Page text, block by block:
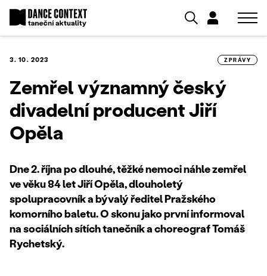
3. 10. 2023 ZPRÁVY
Zemřel významný český
divadelní producent Jiří
Opěla
Dne 2. října po dlouhé, těžké nemoci náhle zemřel
ve věku 84 let Jiří Opěla, dlouholetý
spolupracovník a bývalý ředitel Pražského
komorního baletu. O skonu jako první informoval
na sociálních sítích tanečník a choreograf Tomáš
Rychetský.